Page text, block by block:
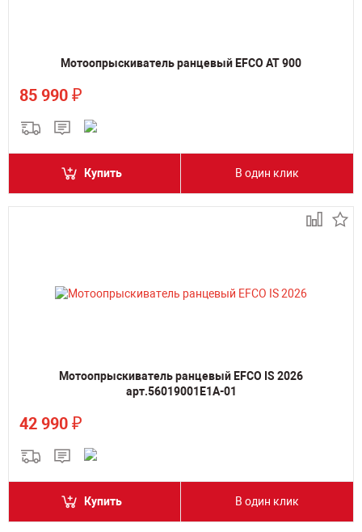
Мотоопрыскиватель ранцевый EFCO AT 900
85 990 ₽
Купить В один клик
Мотоопрыскиватель ранцевый EFCO IS 2026
арт.56019001E1A-01
42 990 ₽
Купить В один клик